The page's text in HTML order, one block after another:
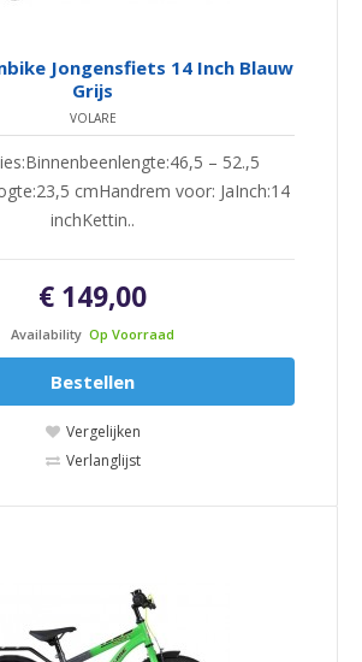
Jongensfiets 14 Inch Blauw
Grijs
VOLARE
– 52.,5
cmHandrem voor: JaInch:14
inchKettin..
€ 149,00
Availability Op Voorraad
Bestellen
Vergelijken
Verlanglijst